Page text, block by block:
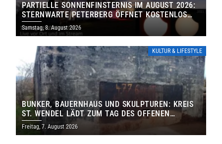
PARTIELLE SONNENFINSTERNIS IM AUGUST 2026:
STERNWARTE PETERBERG ÖFFNET KOSTENLOS
IHRE TORE
Samstag, 8. August 2026
KULTUR & LIFESTYLE
BUNKER, BAUERNHAUS UND SKULPTUREN: KREIS
ST. WENDEL LÄDT ZUM TAG DES OFFENEN
DENKMALS EIN
Freitag, 7. August 2026